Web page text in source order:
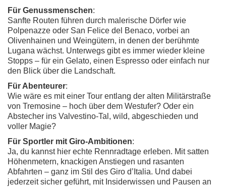
Für Genussmenschen:
Sanfte Routen führen durch malerische Dörfer wie
Polpenazze oder San Felice del Benaco, vorbei an
Olivenhainen und Weingütern, in denen der berühmte
Lugana wächst. Unterwegs gibt es immer wieder kleine
Stopps – für ein Gelato, einen Espresso oder einfach nur
den Blick über die Landschaft.
Für Abenteurer:
Wie wäre es mit einer Tour entlang der alten Militärstraße
von Tremosine – hoch über dem Westufer? Oder ein
Abstecher ins Valvestino-Tal, wild, abgeschieden und
voller Magie?
Für Sportler mit Giro-Ambitionen:
Ja, du kannst hier echte Rennradtage erleben. Mit satten
Höhenmetern, knackigen Anstiegen und rasanten
Abfahrten – ganz im Stil des Giro d’Italia. Und dabei
jederzeit sicher geführt, mit Insiderwissen und Pausen an